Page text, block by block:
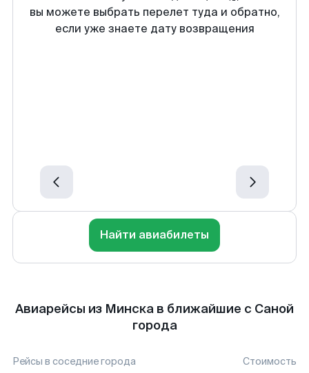
вы можете выбрать перелет туда и обратно,
если уже знаете дату возвращения
Найти авиабилеты
Авиарейсы из Минска в ближайшие с Саной
города
Рейсы в соседние города Стоимость